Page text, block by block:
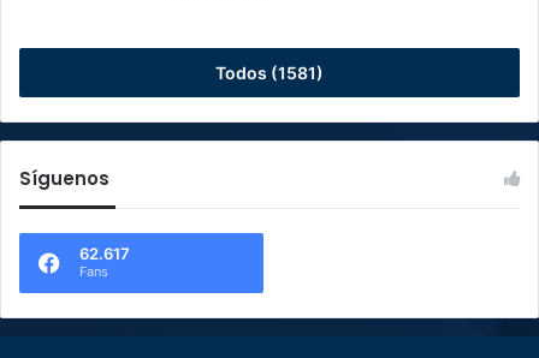
Todos (1581)
Síguenos
62.617
Fans